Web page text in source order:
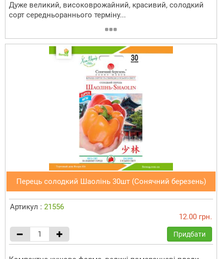
Дуже великий, високоврожайний, красивий, солодкий
сорт середньораннього терміну...
Перець солодкий Шаолінь 30шт (Сонячний березень)
Артикул : 21556
12.00 грн.
Придбати